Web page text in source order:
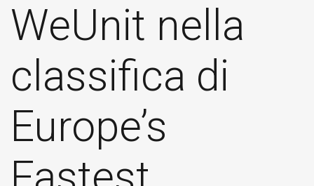
WeUnit nella
classifica di
Europe’s